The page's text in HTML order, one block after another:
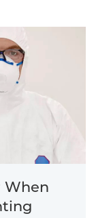
When